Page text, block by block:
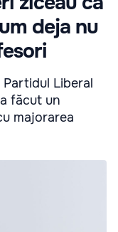
deja nu
Liberal
făcut un
majorarea